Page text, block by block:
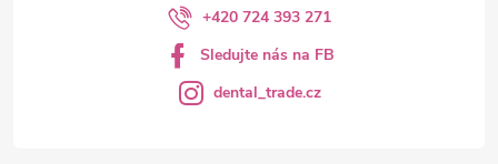
+420 724 393 271
Sledujte nás na FB
dental_trade.cz